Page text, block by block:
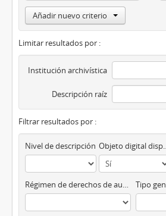
Añadir nuevo criterio
Limitar resultados por :
Institución archivística
Descripción raíz
Filtrar resultados por :
Nivel de descripción Objeto
Régimen de derechos de autor Tipo